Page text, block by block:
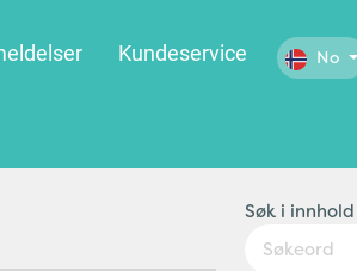
Kundeservice No
jobben er besatt. Søk i innhold